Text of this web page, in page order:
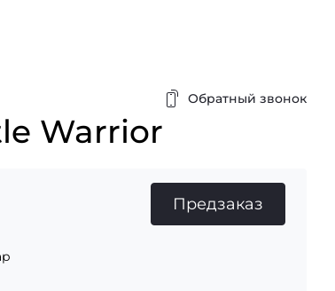
Обратный звонок
Warrior
Предзаказ